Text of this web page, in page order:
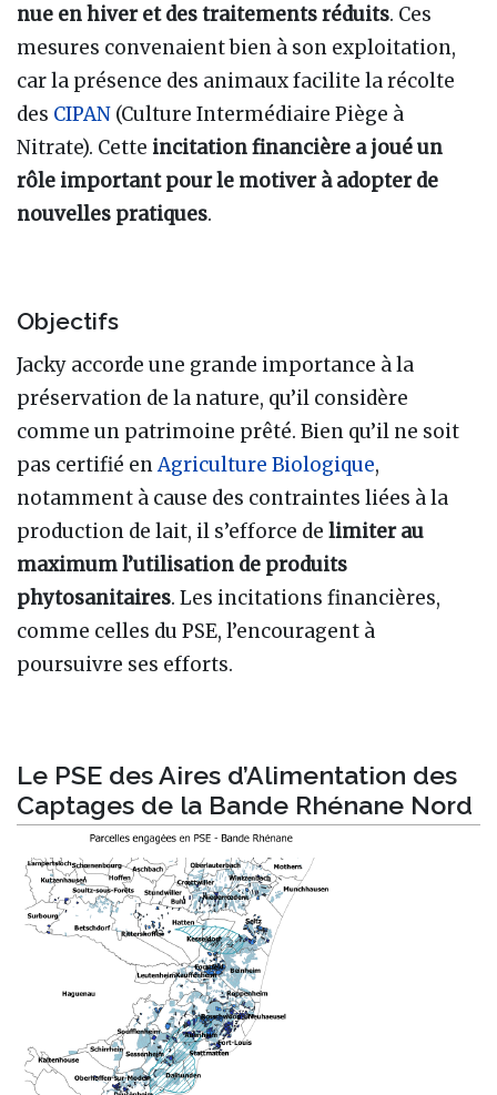
nue en hiver et des traitements réduits. Ces
mesures convenaient bien à son exploitation,
car la présence des animaux facilite la récolte
des CIPAN (Culture Intermédiaire Piège à
Nitrate). Cette incitation financière a joué un
rôle important pour le motiver à adopter de
nouvelles pratiques.
Objectifs
Jacky accorde une grande importance à la
préservation de la nature, qu’il considère
comme un patrimoine prêté. Bien qu’il ne soit
pas certifié enAgriculture Biologique,
notamment à cause des contraintes liées à la
production de lait, il s’efforce de limiter au
maximum l’utilisation de produits
phytosanitaires. Les incitations financières,
comme celles du PSE, l’encouragent à
poursuivre ses efforts.
Le PSE des Aires d’Alimentation des
Captages de la Bande Rhénane Nord